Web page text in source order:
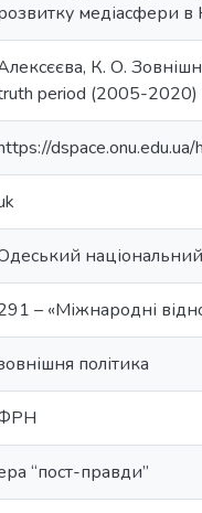
медіасфери в
К. О.
period (2005-2020)
національний
– «Міжнародні
політика
“пост-правди”